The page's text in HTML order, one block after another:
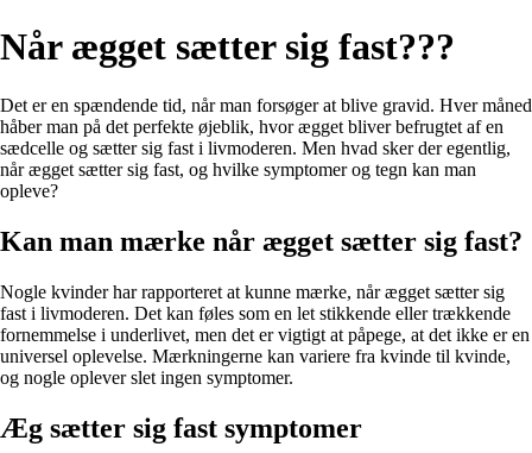
Når ægget sætter sig fast???
Det er en spændende tid, når man forsøger at blive gravid. Hver måned
håber man på det perfekte øjeblik, hvor ægget bliver befrugtet af en
sædcelle og sætter sig fast i livmoderen. Men hvad sker der egentlig,
når ægget sætter sig fast, og hvilke symptomer og tegn kan man
opleve?
Kan man mærke når ægget sætter sig fast?
Nogle kvinder har rapporteret at kunne mærke, når ægget sætter sig
fast i livmoderen. Det kan føles som en let stikkende eller trækkende
fornemmelse i underlivet, men det er vigtigt at påpege, at det ikke er en
universel oplevelse. Mærkningerne kan variere fra kvinde til kvinde,
og nogle oplever slet ingen symptomer.
Æg sætter sig fast symptomer